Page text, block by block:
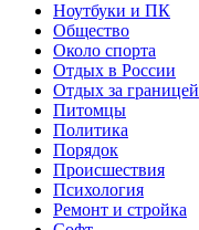
Ноутбуки и ПК
Общество
Около спорта
Отдых в России
Отдых за границей
Питомцы
Политика
Порядок
Происшествия
Психология
Ремонт и стройка